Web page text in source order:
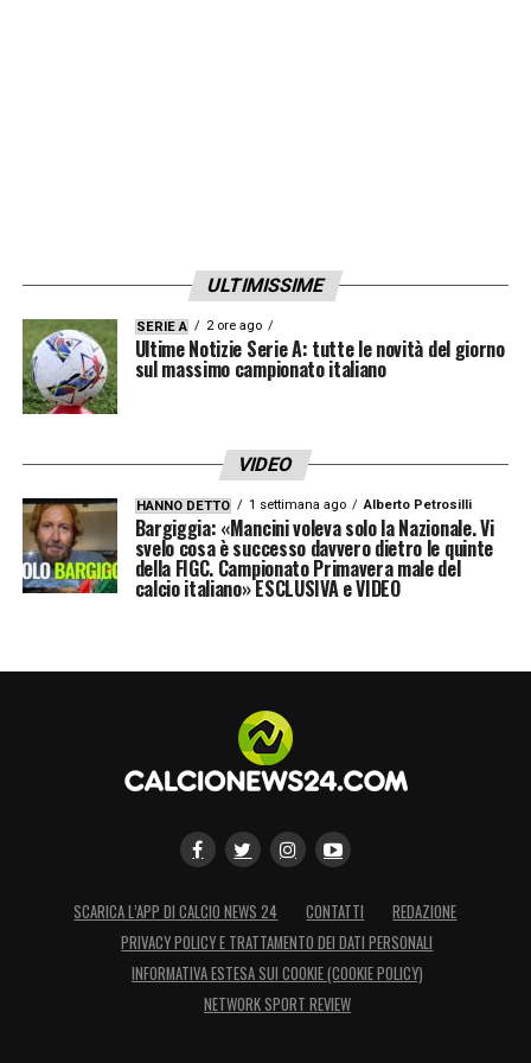
ULTIMISSIME
SERIE A 2 ore ago
Ultime Notizie Serie A: tutte le novità del giorno
sul massimo campionato italiano
VIDEO
HANNO DETTO 1 settimana ago Alberto Petrosilli
Bargiggia: «Mancini voleva solo la Nazionale. Vi
svelo cosa è successo davvero dietro le quinte
della FIGC. Campionato Primavera male del
calcio italiano» ESCLUSIVA e VIDEO
SCARICA L’APP DI CALCIO NEWS 24 CONTATTI
REDAZIONE
PRIVACY POLICY E TRATTAMENTO DEI DATI PERSONALI
INFORMATIVA ESTESA SUI COOKIE (COOKIE POLICY)
NETWORK SPORT REVIEW